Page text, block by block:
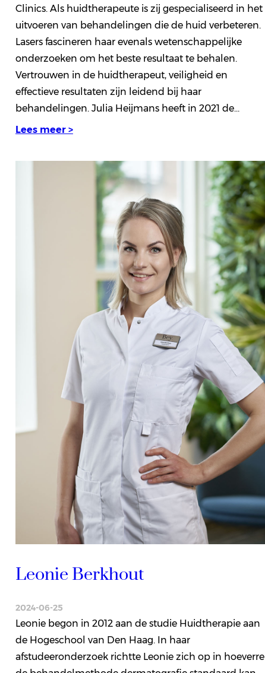
Clinics. Als huidtherapeute is zij gespecialiseerd in het
uitvoeren van behandelingen die de huid verbeteren.
Lasers fascineren haar evenals wetenschappelijke
onderzoeken om het beste resultaat te behalen.
Vertrouwen in de huidtherapeut, veiligheid en
effectieve resultaten zijn leidend bij haar
behandelingen. Julia Heijmans heeft in 2021 de…
Lees meer >
Leonie Berkhout
2024-06-25
Leonie begon in 2012 aan de studie Huidtherapie aan
de Hogeschool van Den Haag. In haar
afstudeeronderzoek richtte Leonie zich op in hoeverre